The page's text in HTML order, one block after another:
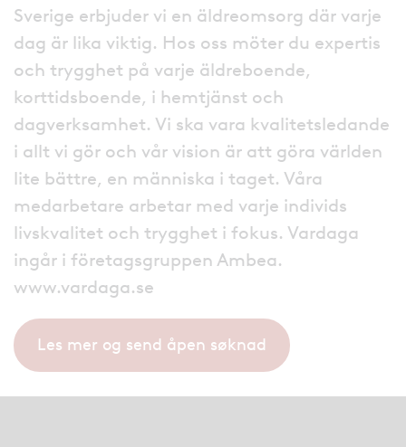
Sverige erbjuder vi en äldreomsorg där varje
dag är lika viktig. Hos oss möter du expertis
och trygghet på varje äldreboende,
korttidsboende, i hemtjänst och
dagverksamhet. Vi ska vara kvalitetsledande
i allt vi gör och vår vision är att göra världen
lite bättre, en människa i taget. Våra
medarbetare arbetar med varje individs
livskvalitet och trygghet i fokus. Vardaga
ingår i företagsgruppen Ambea.
www.vardaga.se
Les mer og send åpen søknad